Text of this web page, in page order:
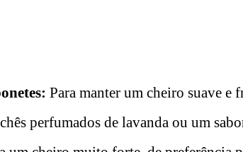
Para manter um cheiro suave e
perfumados de lavanda ou um